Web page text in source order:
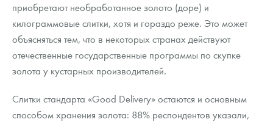
приобретают необработанное золото (доре) и
килограммовые слитки, хотя и гораздо реже. Это может
объясняться тем, что в некоторых странах действуют
отечественные государственные программы по скупке
золота у кустарных производителей.
Слитки стандарта «Good Delivery» остаются и основным
способом хранения золота: 88% респондентов указали,